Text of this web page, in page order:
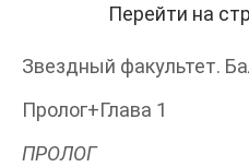
Перейти на
Звездный факультет.
Пролог+Глава 1
ПРОЛОГ